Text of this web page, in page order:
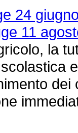
24
11
la